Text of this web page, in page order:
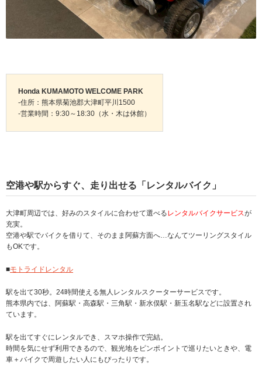
Honda KUMAMOTO WELCOME PARK
-住所：熊本県菊池郡大津町平川1500
-営業時間：9:30～18:30（水・木は休館）
空港や駅からすぐ、走り出せる「レンタルバイク」
大津町周辺では、好みのスタイルに合わせて選べるレンタルバイクサービスが
充実。
空港や駅でバイクを借りて、そのまま阿蘇方面へ…なんてツーリングスタイル
もOKです。
■モトライドレンタル
駅を出て30秒。24時間使える無人レンタルスクーターサービスです。
熊本県内では、阿蘇駅・高森駅・三角駅・新水俣駅・新玉名駅などに設置され
ています。
駅を出てすぐにレンタルでき、スマホ操作で完結。
時間を気にせず利用できるので、観光地をピンポイントで巡りたいときや、電
車＋バイクで周遊したい人にもぴったりです。